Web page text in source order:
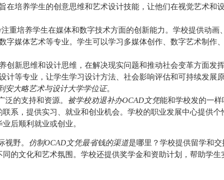
在培养学生的创意思维和艺术设计技能，让他们在视觉艺术和
重培养学生在媒体和数字技术方面的创新能力。学校提供动画
字媒体艺术等专业。学生可以学习多媒体创作、数字艺术制作
创新思维和设计思维，在解决现实问题和推动社会变革方面发
计等专业，让学生学习设计方法、社会影响评估和可持续发展
安大略艺术与设计大学学位证。
泛的支持和资源。 被学校劝退补办OCAD文凭能和学校发的一样
系，提供实习、就业和创业机会。学校的职业发展中心提供个
后顺利就业或创业。
视野。 仿制OCAD文凭最省钱的渠道是哪里？学校提供留学和交
的文化和艺术氛围。学校还提供奖学金和资助计划，帮助学生